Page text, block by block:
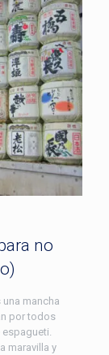
no
mancha
por todos
maravilla y